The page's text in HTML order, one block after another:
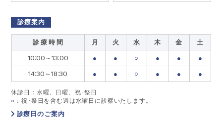
診療案内
診 療 時 間 月 火 水 木 金
土
10:00～13:00
● ● ○ ● ●
●
14:30～18:30
● ● ○ ● ● ●
休診日：水曜、日曜、祝･祭日
○ ：祝･祭日を含む週は水曜日に診察いたします。
診療日のご案内